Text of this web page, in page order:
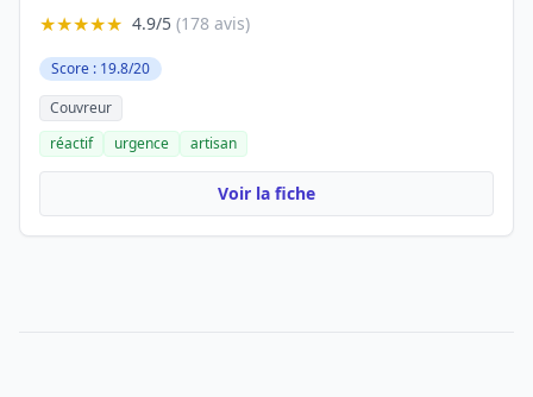
★★★★★ 4.9/5 (178 avis)
Score : 19.8/20
Couvreur
réactif
urgence artisan
Voir la fiche